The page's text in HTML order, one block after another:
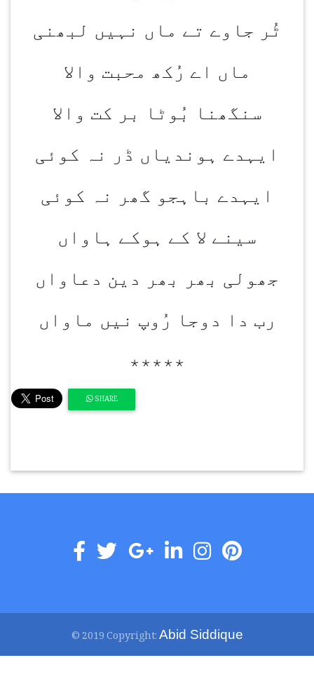
ٹُر جاوے تے ماں نہیں لبھنی
ماں اے رُکھ محبت والا
سنگھنا بُوٹا بر کت والا
ایہدے ہوندیاں ڈر نہ کوئی
ایہدے باہجو گھر نہ کوئی
سینے لا کے ہوکے ہاواں
جھولی بھر بھر دین دعاواں
رب دا دوجا رُوپ نیں ماواں
٭٭٭٭٭
SHARE
© 2019 Copyright:Abid Siddique